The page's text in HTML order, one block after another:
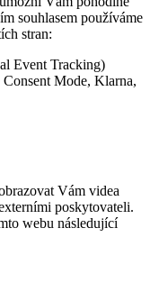
souhlasem používáme
stran:
Event Tracking)
Mode, Klarna,
Vám videa
poskytovateli.
webu následující